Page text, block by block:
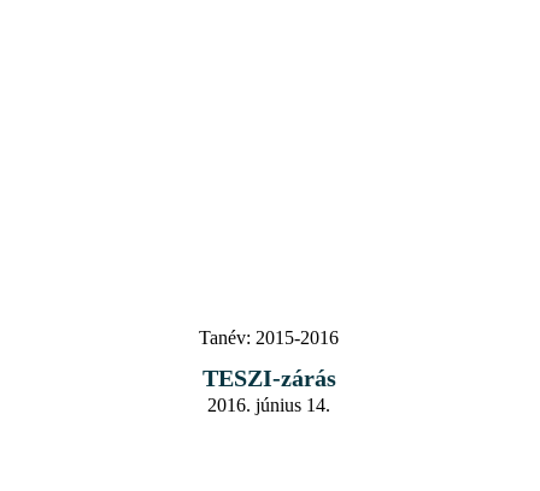
Tanév: 2015-2016
TESZI-zárás
2016. június 14.